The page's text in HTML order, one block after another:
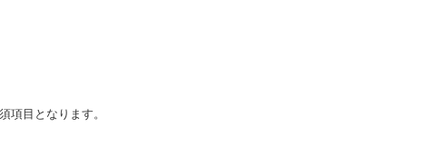
項目となります。